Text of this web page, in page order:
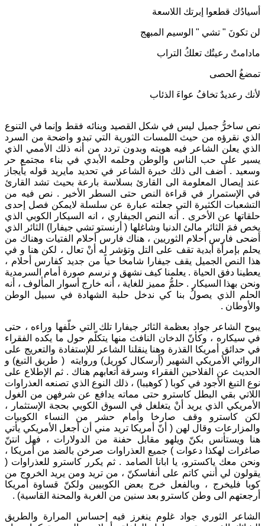
أسيادُك قطعوا إبرتك اللاسعة
لن تكونَ " تشي " الوسيم المبهج
مادامتْ رعيتُك تعلكُ التراب
تمضغُ الحصى
لأنك رعديدٌ تخافُ عواءَ الذئاب
نص ساخرُّ جميل ليس في شكل القصيد وبنائه فقط وإنما في التنوع
الذي نقرؤه من حيث اللمسات الثورية التي تبدو واضحة من السرد
الذي يعلن الشاعر فيه هويته وبدون تردد من أنه ذلك الأممي الذي
يسير على حب الناس والوطن وحلمه الأبدي في بناء مجتمع حر
وسعيد . أضف الى ذلك خبرة الشاعر في تحديد مايريد قوله يأيجاز
عند إيصال المعلومة الى القارئ بسلاسة بارعة بحيث تشد القارئ
في الإستمرار في قراءة النص حتى السطر الأخير . نص فيه من
التشعبات الكثيرة التي جعلته عبارة عن سلسلة لايمكن فصل إحدى
حلقاتها عن الأخرى . أنه النص الجيفاري ، انه السيكار الكوبي الذي
يخص فمَ الثائر مالئ الدنيا وشاغلها ( أرنستو تشي جيفارا) الثائر الذي
أضحى فارس أحلام الثوريين ، هناك فارس أحلام الفتيات وهناك من
يحلم بإمرأة أبدية تقف على التل وتؤشر له أنْ تعال ، لكن هنا و في
هذا النص الجميل يقف جيفارا شامخا حياً من جديد كفارس أحلام ،
يعطينا دفق الحياة . يعلمنا كيف نشهق و نرسم صورة أمام السرمدية
ونحن بهذا السيكار . حلمُّ مميز للغاية ، أنه خارج أسوار المألوف ، أنه
الحلم الذي يصولُ بنا كي ندخل حلبة الشهادة في سبيل الوطن
والأوطان .
يبوح الشاعر جواد بعظمة الثائر جيفارا تلك التي خلّفها وراءه ، حتى
في سيكاره ، وكأنّ الدخان النافث منها يتكلّم حول ما يكده الفقراء
في حدائق أمريكا القذرة وهنا ينقلنا الشاعر للإستفادة والتعريج على
الروائي الأمريكي الشهير (أرسكال كوريل) وروايته ( طريق التبغ) و
الحديث عن الفلاحين الفقراء وسرقة أتعابهم هناك . ثم الإطلاع على
نوع التبغ الأجود في كوبا ( كوهيبا) ، ذلك النوع الذي تصنعه العذراوات
اللاتي بقي البطل كاسترو حتى مماته يدافع عن شرفهن من الغول
الأمريكي الذي يريد أنْ يتغلغل في السوق الكوبي بحجة الإستثمار ،
لكن كاسترو وقف صارخا وأمام حشر من النساء الكوبيات
والمزارعات وقال لهن ( أنّ أمريكا تريد مني أن أجعل الأمريكي يأتي
هنا ويستأنس بكنّ ويلهو مقابل حفنة من الدولارات ، فهل انتنّ
صاغرات لهكذا دعوات ) جميع العذراوات صرخن بالضد من أمريكا ،
ونحن معك ياكسترو، يا ابانا الصامد . ثم يكرر كاسترو للعذراوات (
يقولون لي أنني كاتم على أنفاسكنّ ، من تريد ومن يريد الخروج من
كوبا فليخرج ، وبالفعل خرج بعض الكوبيين ولكنّ قساوة أمريكا
أرجعتهم الى وطن كاسترو بعد سنين من الغربة والمحنة القاسية) .
الشاعر الثوري جواد غلوم ينغرز فيه إحساس المرارة والطريق